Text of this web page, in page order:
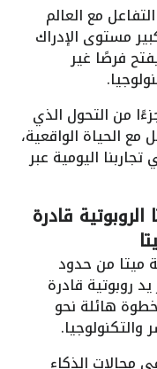
مع العالم
مستوى الإدراك
فرصًا غير
من التحول الذي
الحياة الواقعية،
اليومية عبر
الروبوتية قادرة
ميتا من حدود
روبوتية قادرة
هائلة نحو
مجالات الذكاء